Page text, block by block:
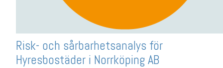
Risk- och sårbarhetsanalys för
Hyresbostäder i Norrköping AB